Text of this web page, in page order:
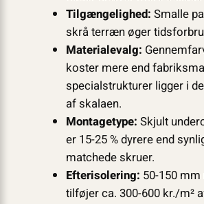
Tilgængelighed: Smalle
skrå terræn øger
Materialevalg:
koster mere end
special­strukturer ligger i
af skalaen.
Montagetype: Skjult
er 15-25 % dyrere end
matchede skruer.
Efterisolering: 50-150
tilføjer ca. 300-600 kr./m²